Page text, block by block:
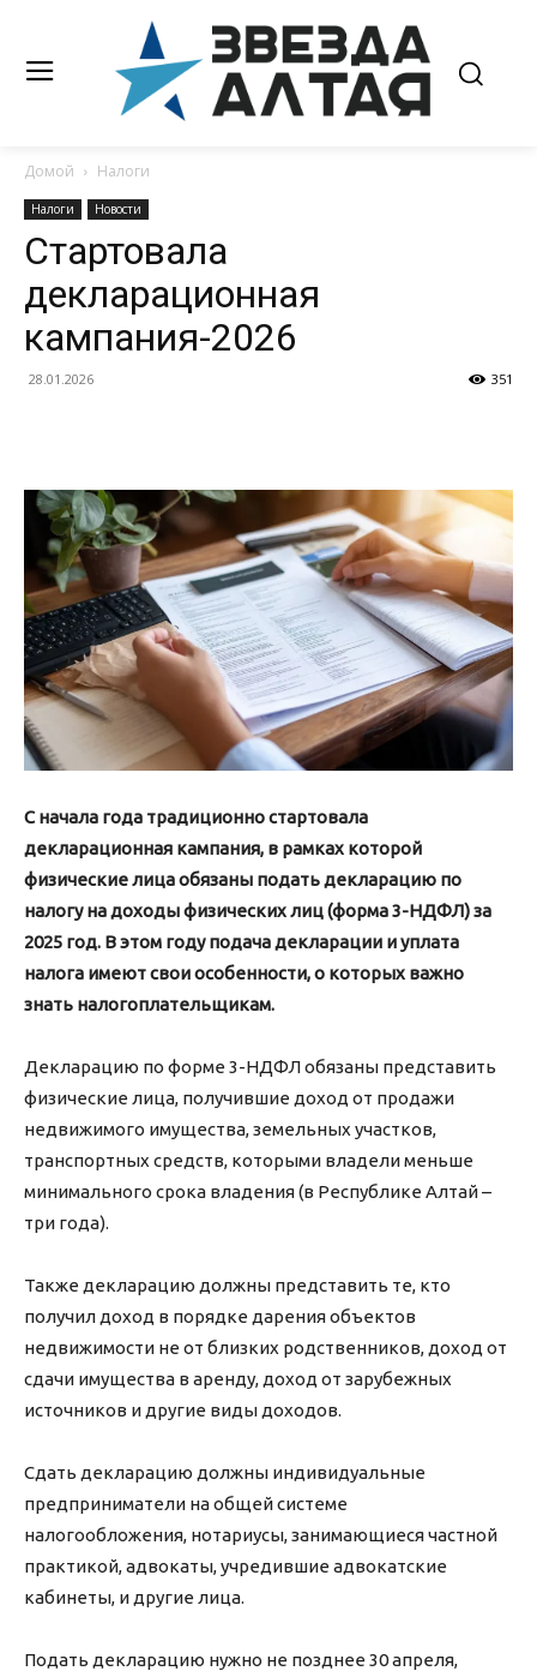
Домой Налоги
Налоги Новости
Стартовала
декларационная
кампания-2026
28.01.2026 351
С начала года традиционно стартовала
декларационная кампания, в рамках которой
физические лица обязаны подать декларацию по
налогу на доходы физических лиц (форма 3-НДФЛ) за
2025 год. В этом году подача декларации и уплата
налога имеют свои особенности, о которых важно
знать налогоплательщикам.
Декларацию по форме 3-НДФЛ обязаны представить
физические лица, получившие доход от продажи
недвижимого имущества, земельных участков,
транспортных средств, которыми владели меньше
минимального срока владения (в Республике Алтай –
три года).
Также декларацию должны представить те, кто
получил доход в порядке дарения объектов
недвижимости не от близких родственников, доход от
сдачи имущества в аренду, доход от зарубежных
источников и другие виды доходов.
Сдать декларацию должны индивидуальные
предприниматели на общей системе
налогообложения, нотариусы, занимающиеся частной
практикой, адвокаты, учредившие адвокатские
кабинеты, и другие лица.
Подать декларацию нужно не позднее 30 апреля,